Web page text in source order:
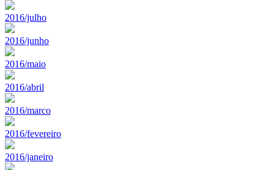
2016/julho
2016/junho
2016/maio
2016/abril
2016/marco
2016/fevereiro
2016/janeiro